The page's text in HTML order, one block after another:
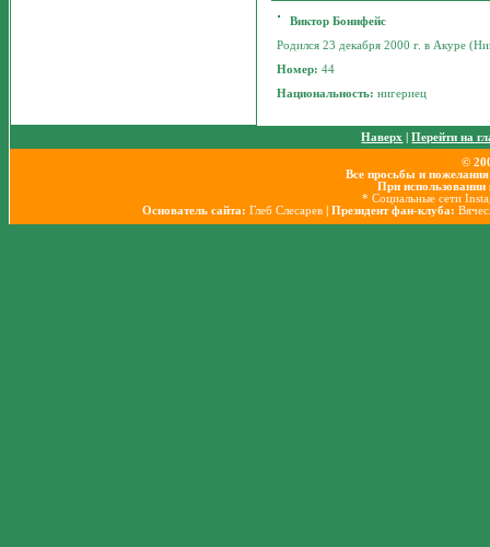
Виктор Бонифейс
Родился 23 декабря 2000 г. в Акуре
Номер:44
Национальность:нигериец
Наверх |Перейти на
©
Все просьбы и
При использовании
* Социальные сети
Основатель сайта: Глеб Слесарев | Президент фан-клуба: